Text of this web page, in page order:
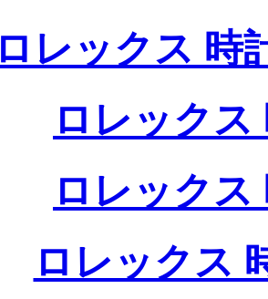
ロレックス 時
ロレックス
ロレックス
ロレックス